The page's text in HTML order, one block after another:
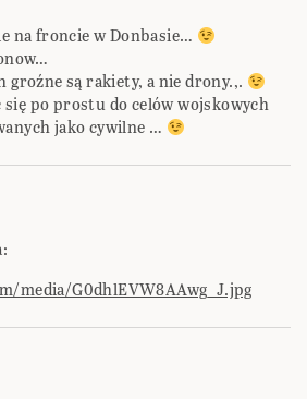
na froncie w Donbasie…
groźne są rakiety, a nie drony.,.
po prostu do celów wojskowych
jako cywilne …
media/G0dhlEVW8AAwg_J.jpg